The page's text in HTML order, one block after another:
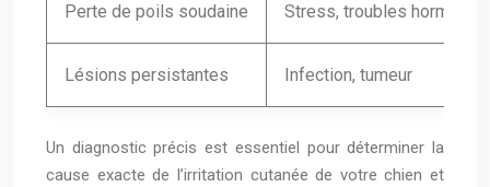
Perte de poils soudaine Stress, troubles
Lésions persistantes Infection, tumeur
Un diagnostic précis est essentiel pour déterminer la
cause exacte de l’irritation cutanée de votre chien et